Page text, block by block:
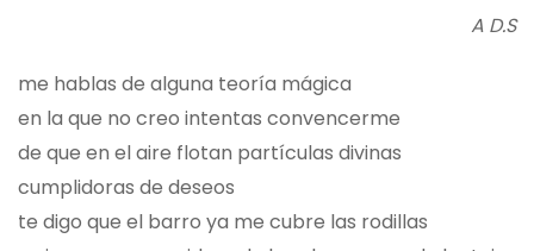
A D.S
me hablas de alguna teoría mágica
en la que no creo intentas convencerme
de que en el aire flotan partículas divinas
cumplidoras de deseos
te digo que el barro ya me cubre las rodillas